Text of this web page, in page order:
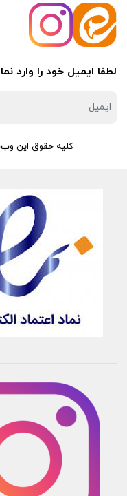
لطفا ایمیل خود را وارد
کلیه حقوق این